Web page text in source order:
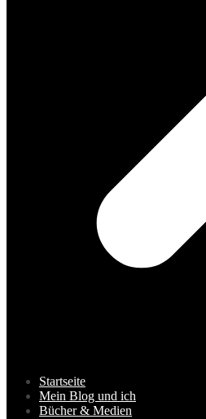
Startseite
Mein Blog und ich
Bücher & Medien